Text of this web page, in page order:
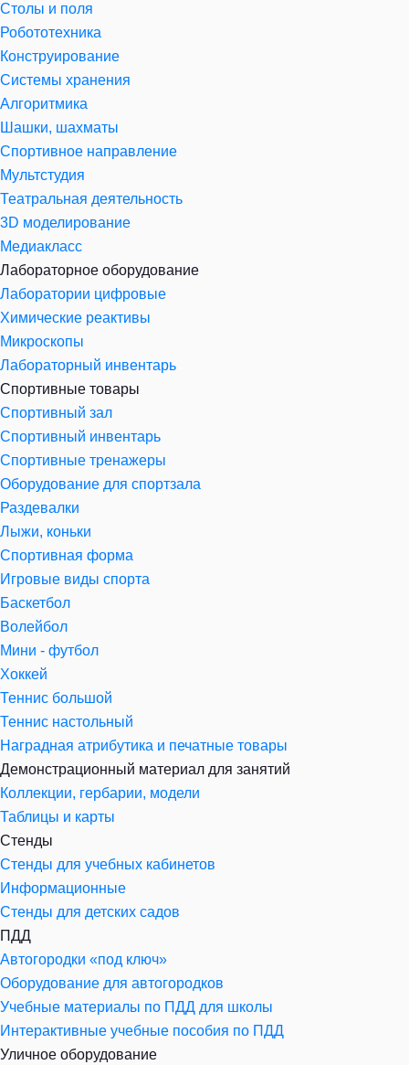
Столы и поля
Робототехника
Конструирование
Системы хранения
Алгоритмика
Шашки, шахматы
Спортивное направление
Мультстудия
Театральная деятельность
3D моделирование
Медиакласс
Лабораторное оборудование
Лаборатории цифровые
Химические реактивы
Микроскопы
Лабораторный инвентарь
Спортивные товары
Спортивный зал
Спортивный инвентарь
Спортивные тренажеры
Оборудование для спортзала
Раздевалки
Лыжи, коньки
Спортивная форма
Игровые виды спорта
Баскетбол
Волейбол
Мини - футбол
Хоккей
Теннис большой
Теннис настольный
Наградная атрибутика и печатные товары
Демонстрационный материал для занятий
Коллекции, гербарии, модели
Таблицы и карты
Стенды
Стенды для учебных кабинетов
Информационные
Стенды для детских садов
ПДД
Автогородки «под ключ»
Оборудование для автогородков
Учебные материалы по ПДД для школы
Интерактивные учебные пособия по ПДД
Уличное оборудование